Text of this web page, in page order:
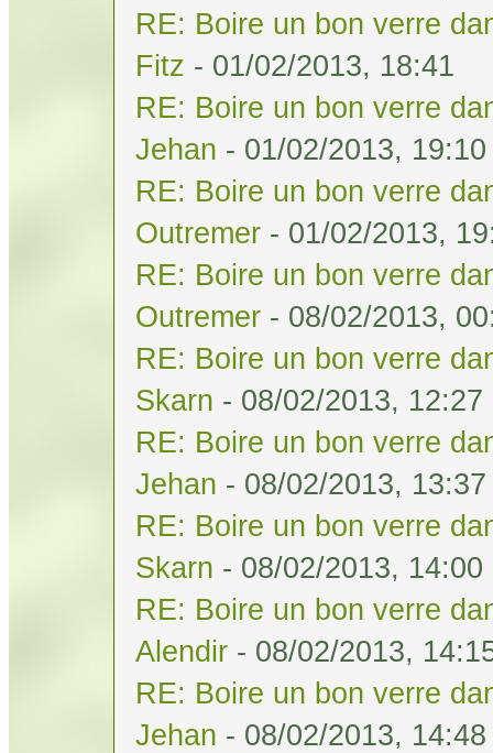
RE: Boire un bon verre
Fitz - 01/02/2013, 18:41
RE: Boire un bon verre
Jehan - 01/02/2013, 19:10
RE: Boire un bon verre
Outremer - 01/02/2013,
RE: Boire un bon verre
Outremer - 08/02/2013,
RE: Boire un bon verre
Skarn - 08/02/2013, 12:27
RE: Boire un bon verre
Jehan - 08/02/2013, 13:37
RE: Boire un bon verre
Skarn - 08/02/2013, 14:00
RE: Boire un bon verre
Alendir - 08/02/2013,
RE: Boire un bon verre
Jehan - 08/02/2013, 14:48